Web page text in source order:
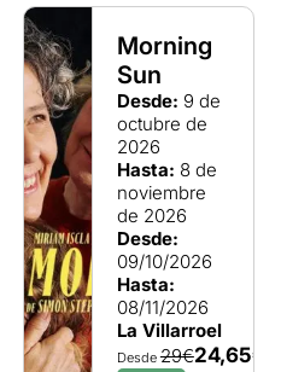
Morning
Sun
Desde: 9 de
octubre de
2026
Hasta: 8 de
noviembre
de 2026
Desde:
09/10/2026
Hasta:
08/11/2026
La Villarroel
Desde29€24,65€